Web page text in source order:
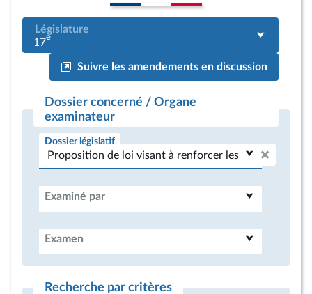
Législature
17e
Suivre les amendements en discussion
Dossier concerné / Organe
examinateur
Dossier législatif
Examiné par
Examen
Recherche par critères